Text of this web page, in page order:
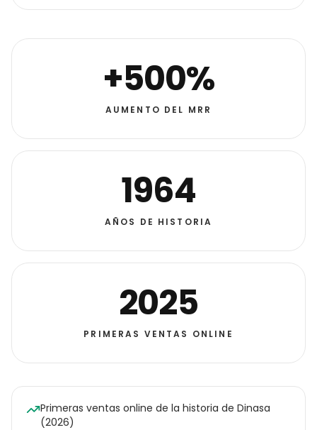
+500%
AUMENTO DEL MRR
1964
AÑOS DE HISTORIA
2025
PRIMERAS VENTAS ONLINE
Primeras ventas online de la historia de Dinasa
(2026)